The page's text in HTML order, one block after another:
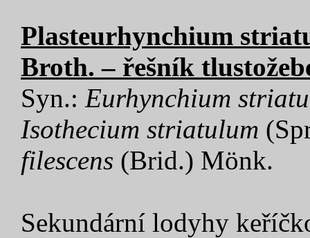
Plasteurhynchium
Broth. – řešník
Syn.: Eurhynchium
Isothecium striatulum
filescens (Brid.) Mönk.
Sekundární lodyhy